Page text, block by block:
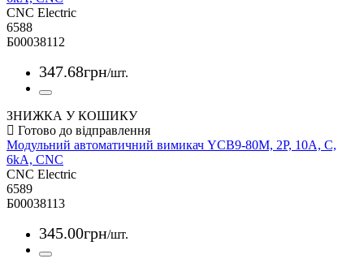
CNC Electric
6588
Б00038112
347.68грн/шт.
ЗНИЖКА У КОШИКУ
Модульний автоматичний вимикач YCB9-80M, 2Р, 10А, С,
6kА, CNC
CNC Electric
6589
Б00038113
345.00грн/шт.